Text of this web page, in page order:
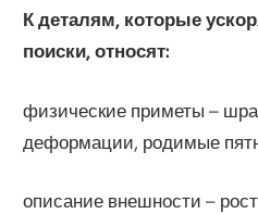
К деталям, которые
поиски, относят:
физические приметы –
деформации, родимые
описание внешности –